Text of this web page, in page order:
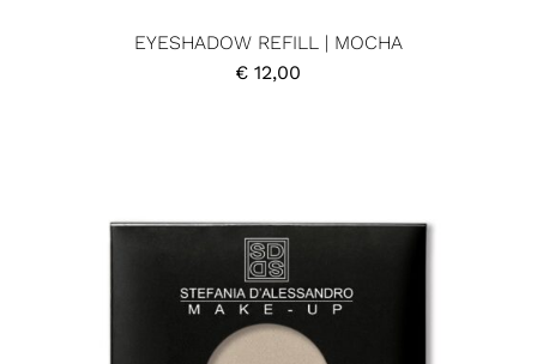
EYESHADOW REFILL | MOCHA
€ 12,00